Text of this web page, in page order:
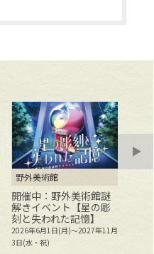
野外美術館
開催中：野外美術館謎
解きイベント【星の彫
刻と失われた記憶】
2026年6月1日(月)～2027年11月
3日(水・祝)